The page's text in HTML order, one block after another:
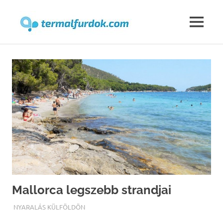
content
MENU
Mallorca legszebb strandjai
TERMALFURDOK.COM
NYARALÁS KÜLFÖLDÖN